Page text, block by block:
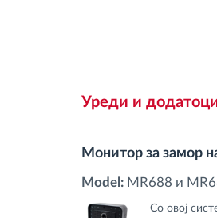
Уреди и
Монитор за замор
Model: MR688 и
Со овој